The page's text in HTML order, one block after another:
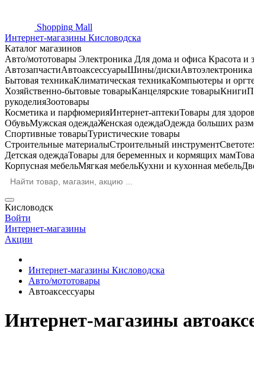
Shopping Mall
Интернет-магазины Кисловодска
Каталог магазинов
Авто/мототовары Электроника Для дома и офиса Красота и
АвтозапчастиАвтоаксессуарыШины/дискиАвтоэлектроника
Бытовая техникаКлиматическая техникаКомпьютеры и
Хозяйственно-бытовые товарыКанцелярские товарыКниги
рукоделияЗоотовары
Косметика и парфюмерияИнтернет-аптекиТовары для
ОбувьМужская одеждаЖенская одеждаОдежда больших
Спортивные товарыТуристические товары
Строительные материалыСтроительный инструмент
Детская одеждаТовары для беременных и кормящих мам
Корпусная мебельМягкая мебельКухни и кухонная мебель
Кисловодск
Войти
Интернет-магазины
Акции
Интернет-магазины Кисловодска
Авто/мототовары
Автоаксессуары
Интернет-магазины